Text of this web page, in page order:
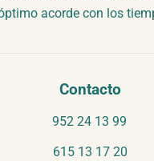
acorde con los
Contacto
952 24 13 99
615 13 17 20